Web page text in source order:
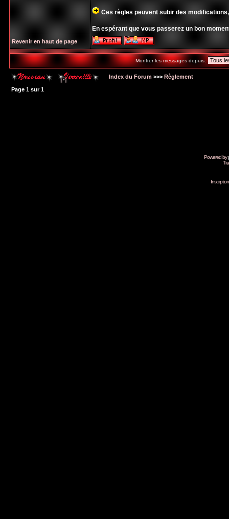
Ces règles peuvent subir des
En espérant que vous passerez un bon
Revenir en haut de page
Montrer les messages depuis:
Index du Forum >>> Règlement
Page 1 sur1
Powered by